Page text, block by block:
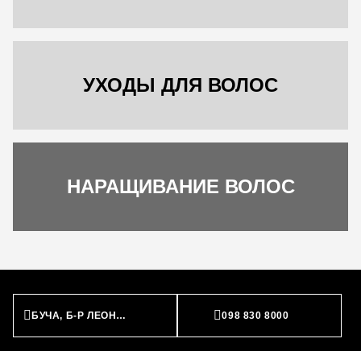
УХОДЫ ДЛЯ ВОЛОС
НАРАЩИВАНИЕ ВОЛОС
БУЧА, Б-Р ЛЕОНИДА БИРЮКОВА, 2 098 830 8000